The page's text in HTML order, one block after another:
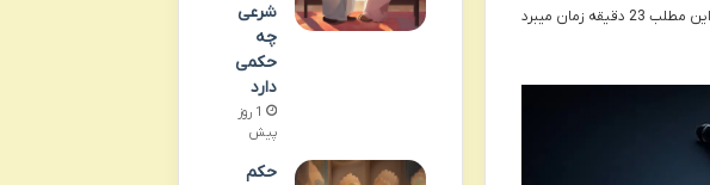
دقیقه زمان میبرد
شرعی
چه
حکمی
دارد
1 روز
پیش
حکم